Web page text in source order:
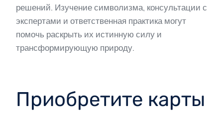
решений. Изучение символизма, консультации с
экспертами и ответственная практика могут
помочь раскрыть их истинную силу и
трансформирующую природу.
Приобретите карты